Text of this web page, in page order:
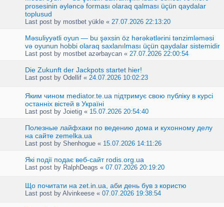
prosesinin əyləncə forması olaraq qalması üçün qaydalar
toplusud
Last post by mostbet yükle « 27.07.2026 22:13:20
Məsuliyyətli oyun — bu şəxsin öz hərəkətlərini tənzimləməsi
və oyunun hobbi olaraq saxlanılması üçün qaydalar sistemidir
Last post by mostbet azərbaycan « 27.07.2026 22:00:54
Die Zukunft der Jackpots startet hier!
Last post by Odellif « 24.07.2026 10:02:23
Яким чином mediator.te.ua підтримує свою публіку в курсі
останніх вістей в Україні
Last post by Joietig « 15.07.2026 20:54:40
Полезные лайфхаки по ведению дома и кухонному делу
на сайте zemelka.ua
Last post by Shenhogue « 15.07.2026 14:11:26
Які події подає веб-сайт rodis.org.ua
Last post by RalphDeags « 07.07.2026 20:19:20
Що почитати на zet.in.ua, аби день був з користю
Last post by Alvinkeese « 07.07.2026 19:38:54